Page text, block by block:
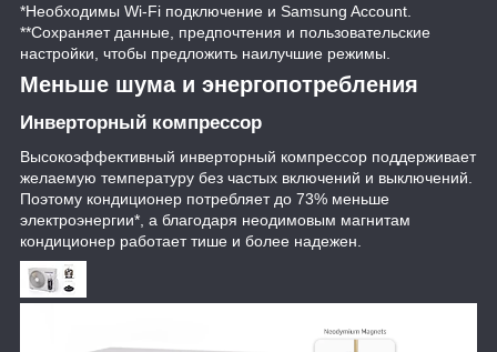
*Необходимы Wi-Fi подключение и Samsung Account.
**Сохраняет данные, предпочтения и пользовательские
настройки, чтобы предложить наилучшие режимы.
Меньше шума и энергопотребления
Инверторный компрессор
Высокоэффективный инверторный компрессор поддерживает
желаемую температуру без частых включений и выключений.
Поэтому кондиционер потребляет до 73% меньше
электроэнергии*, а благодаря неодимовым магнитам
кондиционер работает тише и более надежен.